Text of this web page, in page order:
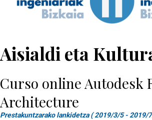
Aisialdi eta
Curso online Autodesk
Architecture
Prestakuntzarako lankidetza ( 2019/3/5 - 2019/